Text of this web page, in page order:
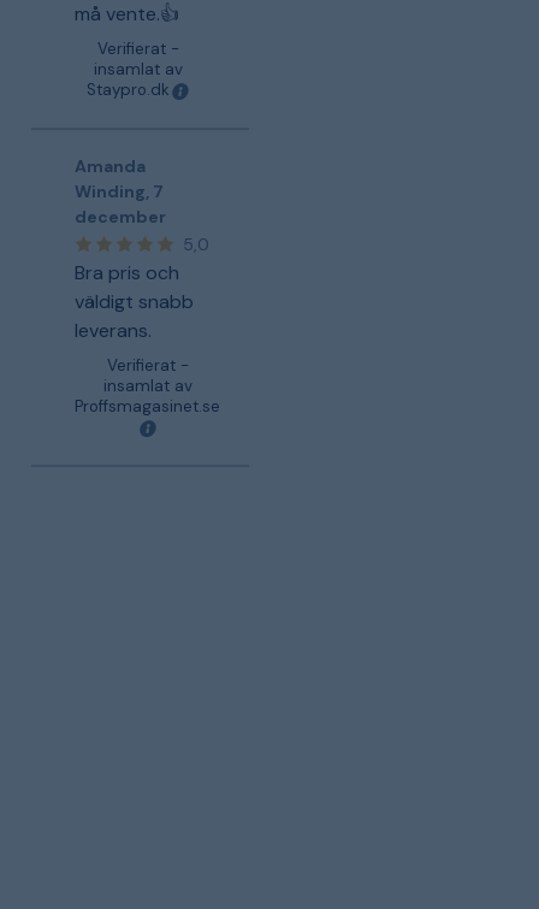
må vente.👍
Verifierat -
insamlat av
Staypro.dk
Amanda
Winding, 7
december
5,0
Bra pris och
väldigt snabb
leverans.
Verifierat -
insamlat av
Proffsmagasinet.se